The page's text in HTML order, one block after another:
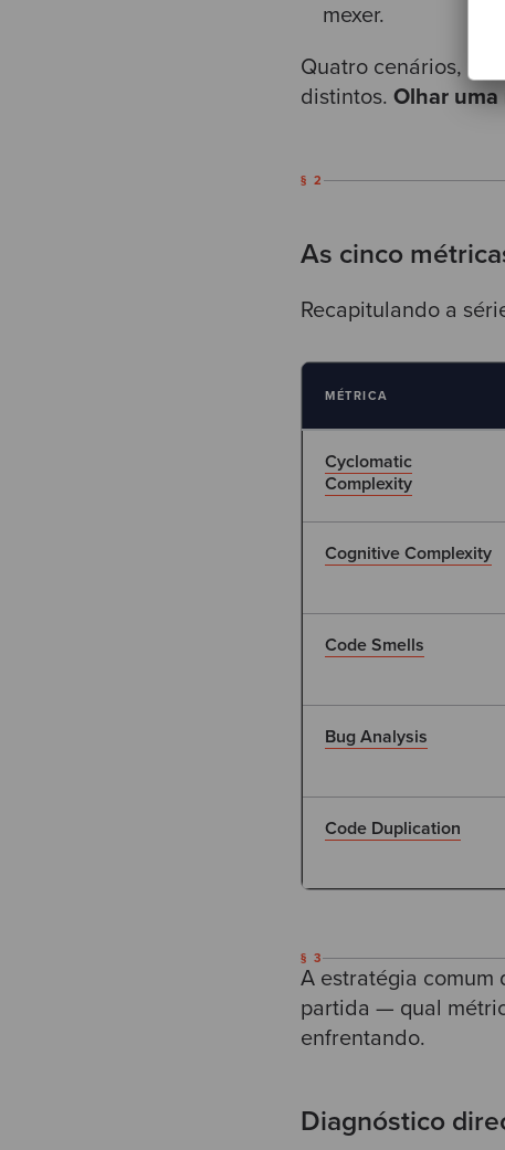
mexer.
Quatro cenários,
distintos. Olhar uma
§ 2
As cinco
Recapitulando a
MÉTRICA
Cyclomatic
Complexity
Cognitive Complexity
Code Smells
Bug Analysis
Code Duplication
§ 3
A estratégia comum
partida — qual
enfrentando.
Diagnóstico